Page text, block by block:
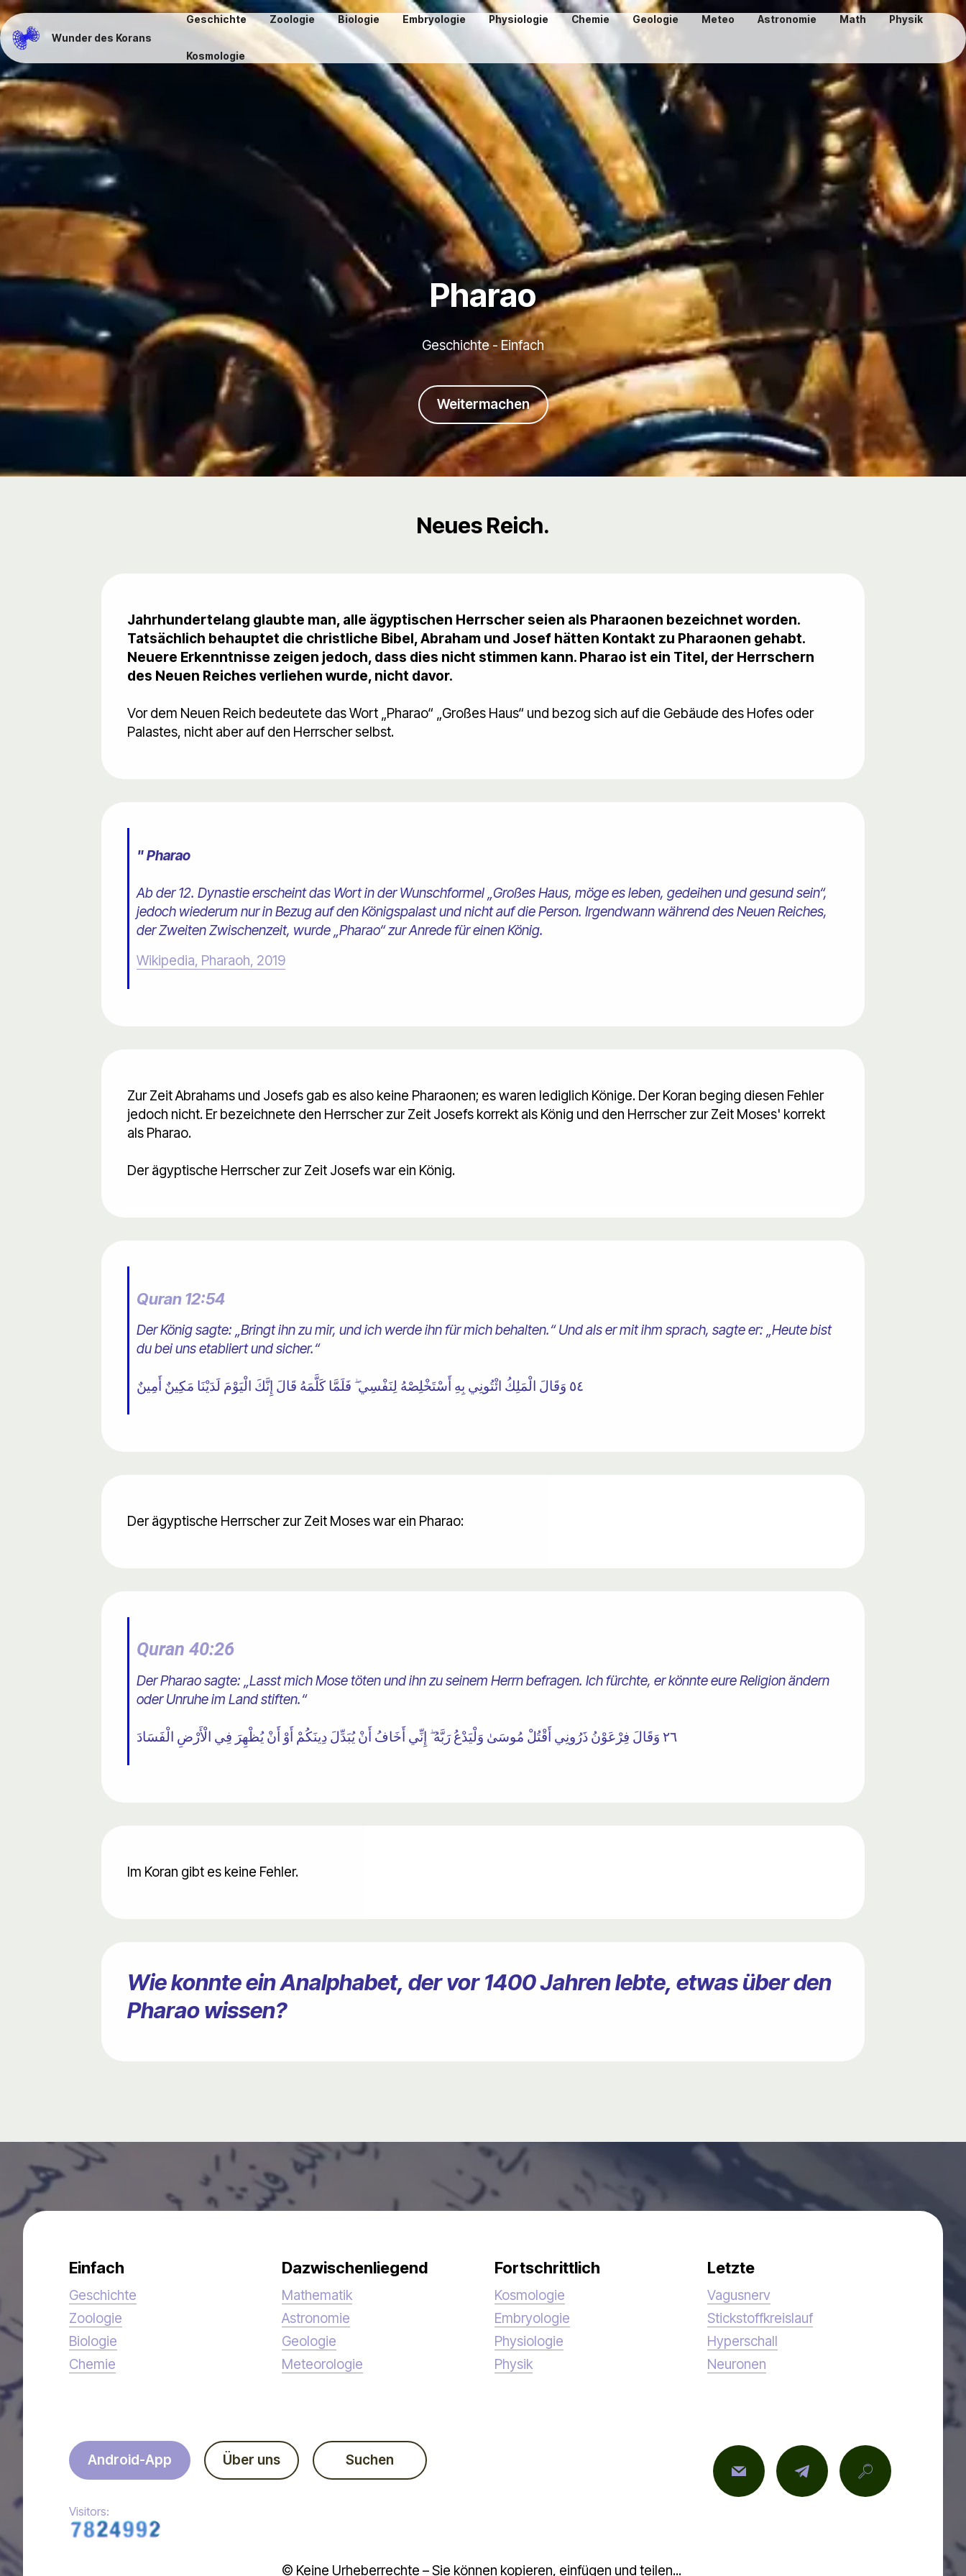
Wunder des Korans
Geschichte Zoologie Biologie Embryologie Physiologie Chemie Geologie Meteo Astronomie Math Physik
Kosmologie
Pharao
Geschichte - Einfach
Weitermachen
Neues Reich.
Jahrhundertelang glaubte man, alle ägyptischen Herrscher seien als Pharaonen bezeichnet worden.
Tatsächlich behauptet die christliche Bibel, Abraham und Josef hätten Kontakt zu Pharaonen gehabt.
Neuere Erkenntnisse zeigen jedoch, dass dies nicht stimmen kann. Pharao ist ein Titel, der Herrschern
des Neuen Reiches verliehen wurde, nicht davor.
Vor dem Neuen Reich bedeutete das Wort „Pharao“ „Großes Haus“ und bezog sich auf die Gebäude des Hofes oder
Palastes, nicht aber auf den Herrscher selbst.
" Pharao
Ab der 12. Dynastie erscheint das Wort in der Wunschformel „Großes Haus, möge es leben, gedeihen und gesund sein“,
jedoch wiederum nur in Bezug auf den Königspalast und nicht auf die Person. Irgendwann während des Neuen Reiches,
der Zweiten Zwischenzeit, wurde „Pharao“ zur Anrede für einen König.
Wikipedia, Pharaoh, 2019
Zur Zeit Abrahams und Josefs gab es also keine Pharaonen; es waren lediglich Könige. Der Koran beging diesen Fehler
jedoch nicht. Er bezeichnete den Herrscher zur Zeit Josefs korrekt als König und den Herrscher zur Zeit Moses' korrekt
als Pharao.
Der ägyptische Herrscher zur Zeit Josefs war ein König.
Quran 12:54
Der König sagte: „Bringt ihn zu mir, und ich werde ihn für mich behalten.“ Und als er mit ihm sprach, sagte er: „Heute bist
du bei uns etabliert und sicher.“
٥٤ وَقَالَ الْمَلِكُ ائْتُونِي بِهِ أَسْتَخْلِصْهُ لِنَفْسِي ۖ فَلَمَّا كَلَّمَهُ قَالَ إِنَّكَ الْيَوْمَ لَدَيْنَا مَكِينٌ أَمِينٌ
Der ägyptische Herrscher zur Zeit Moses war ein Pharao:
Quran 40:26
Der Pharao sagte: „Lasst mich Mose töten und ihn zu seinem Herrn befragen. Ich fürchte, er könnte eure Religion ändern
oder Unruhe im Land stiften.“
٢٦ وَقَالَ فِرْعَوْنُ ذَرُونِي أَقْتُلْ مُوسَىٰ وَلْيَدْعُ رَبَّهُ ۖ إِنِّي أَخَافُ أَنْ يُبَدِّلَ دِينَكُمْ أَوْ أَنْ يُظْهِرَ فِي الْأَرْضِ الْفَسَادَ
Im Koran gibt es keine Fehler.
Wie konnte ein Analphabet, der vor 1400 Jahren lebte, etwas über den
Pharao wissen?
Einfach
Geschichte
Zoologie
Biologie
Chemie
Dazwischenliegend
Mathematik
Astronomie
Geologie
Meteorologie
Fortschrittlich
Kosmologie
Embryologie
Physiologie
Physik
Letzte
Vagusnerv
Stickstoffkreislauf
Hyperschall
Neuronen
Android-App Über uns Suchen
Visitors:
© Keine Urheberrechte – Sie können kopieren, einfügen und teilen...